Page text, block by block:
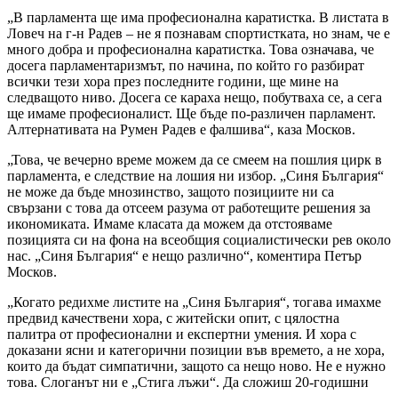
„В парламента ще има професионална каратистка. В листата в
Ловеч на г-н Радев – не я познавам спортистката, но знам, че е
много добра и професионална каратистка. Това означава, че
досега парламентаризмът, по начина, по който го разбират
всички тези хора през последните години, ще мине на
следващото ниво. Досега се караха нещо, побутваха се, а сега
ще имаме професионалист. Ще бъде по-различен парламент.
Алтернативата на Румен Радев е фалшива“, каза Москов.
„Това, че вечерно време можем да се смеем на пошлия цирк в
парламента, е следствие на лошия ни избор. „Синя България“
не може да бъде мнозинство, защото позициите ни са
свързани с това да отсеем разума от работещите решения за
икономиката. Имаме класата да можем да отстояваме
позицията си на фона на всеобщия социалистически рев около
нас. „Синя България“ е нещо различно“, коментира Петър
Москов.
„Когато редихме листите на „Синя България“, тогава имахме
предвид качествени хора, с житейски опит, с цялостна
палитра от професионални и експертни умения. И хора с
доказани ясни и категорични позиции във времето, а не хора,
които да бъдат симпатични, защото са нещо ново. Не е нужно
това. Слоганът ни е „Стига лъжи“. Да сложиш 20-годишни